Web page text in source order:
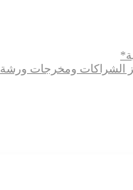
الشراكات ومخرجات ورشة